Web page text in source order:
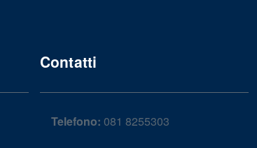
Contatti
Telefono: 081 8255303